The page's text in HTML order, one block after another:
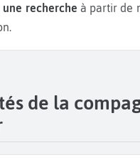
une recherche à partir de
de la